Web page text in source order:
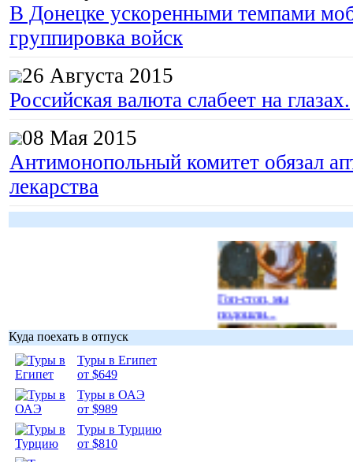
В Донецке ускоренными темпами
группировка войск
26 Августа 2015
Российская валюта слабеет на глазах.
08 Мая 2015
Антимонопольный комитет обязал
лекарства
Гоп-стоп, мы
подошли...
Куда поехать в отпуск
Туры в Египет
от $649
Туры в ОАЭ
от $989
Туры в Турцию
от $810